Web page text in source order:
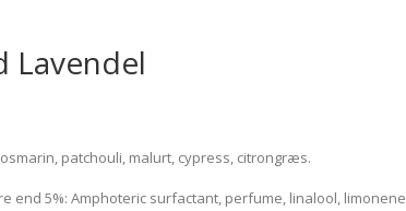
Lavendel
patchouli, malurt, cypress, citrongræs.
end 5%: Amphoteric surfactant, perfume, linalool, limonene